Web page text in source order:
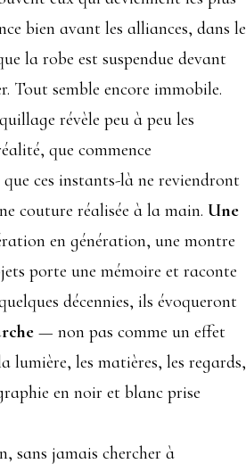
bien avant les alliances, dans le
la robe est suspendue devant
Tout semble encore immobile.
révèle peu à peu les
que commence
ces instants-là ne reviendront
couture réalisée à la main. Une
en génération, une montre
porte une mémoire et raconte
décennies, ils évoqueront
— non pas comme un effet
lumière, les matières, les regards,
en noir et blanc prise
sans jamais chercher à